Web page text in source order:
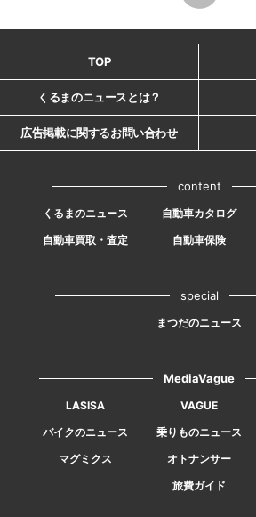
TOP
くるまのニュースとは？
広告掲載に関するお問い合わせ
content
くるまのニュース 自動車カタログ
自動車買取・査定
自動車保険
special
まつだのニュース
MediaVague
LASISA VAGUE
バイクのニュース
乗りものニュース
マグミクス
オトナンサー
旅費ガイド